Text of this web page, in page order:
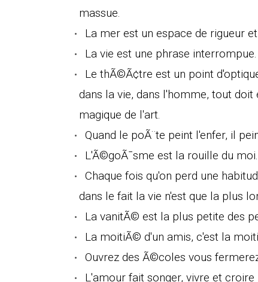
massue.
La mer est un espace de rigueur
La vie est une phrase interrompue.
Le thÃ©Ã¢tre est un point
dans la vie, dans l'homme, tout
magique de l'art.
Quand le poÃ¨te peint l'enfer, il
L'Ã©goÃ¯sme est la rouille du moi.
Chaque fois qu'on perd une
dans le fait la vie n'est que la plus
La vanitÃ© est la plus petite des
La moitiÃ© d'un amis, c'est la
Ouvrez des Ã©coles vous
L'amour fait songer, vivre et